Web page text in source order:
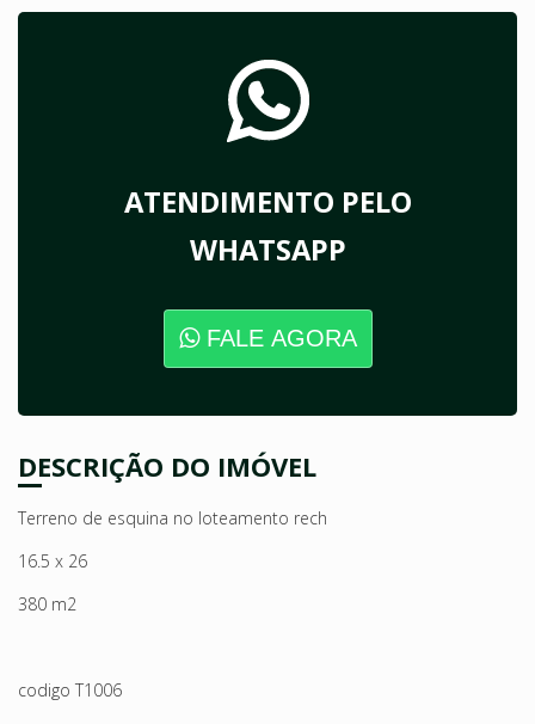
ATENDIMENTO PELO
WHATSAPP
FALE AGORA
DESCRIÇÃO DO IMÓVEL
Terreno de esquina no loteamento rech
16.5 x 26
380 m2
codigo T1006